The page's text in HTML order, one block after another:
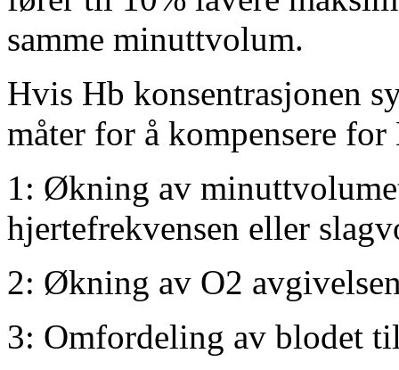
samme minuttvolum.
Hvis Hb konsentrasjonen
måter for å kompensere
1: Økning av
hjertefrekvensen eller
2: Økning av O2
3: Omfordeling av blodet